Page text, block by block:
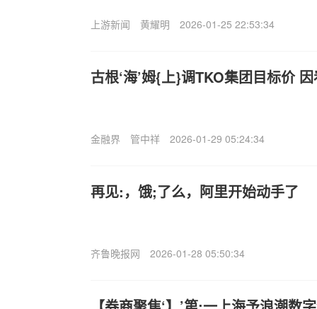
上游新闻 黄耀明 2026-01-25 22:53:34
古根‘海’姆{上}调TKO集团目标价
金融界 管中祥 2026-01-29 05:24:34
再见:，饿;了么，阿里开始动手了
齐鲁晚报网 2026-01-28 05:50:34